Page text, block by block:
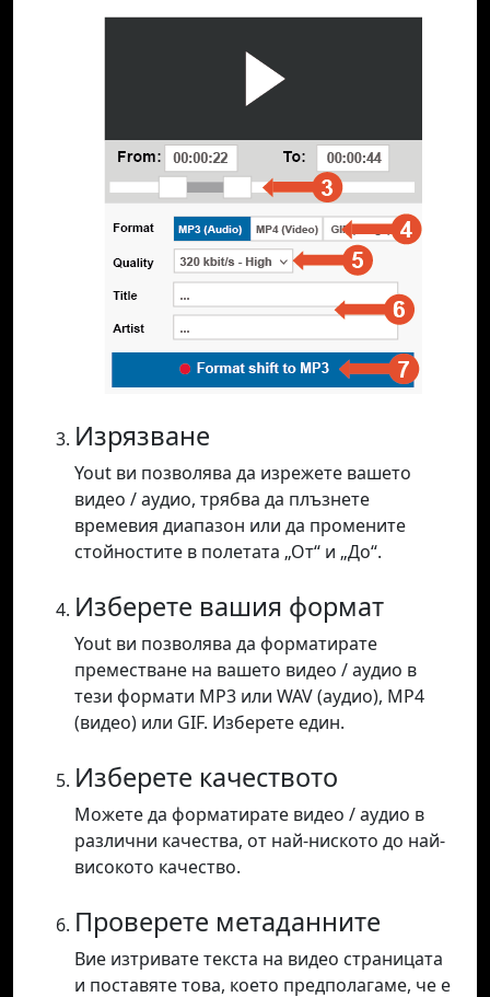
Изрязване
Yout ви позволява да изрежете вашето
видео / аудио, трябва да плъзнете
времевия диапазон или да промените
стойностите в полетата „От“ и „До“.
Изберете вашия формат
Yout ви позволява да форматирате
преместване на вашето видео / аудио в
тези формати MP3 или WAV (аудио), MP4
(видео) или GIF. Изберете един.
Изберете качеството
Можете да форматирате видео / аудио в
различни качества, от най-ниското до най-
високото качество.
Проверете метаданните
Вие изтривате текста на видео страницата
и поставяте това, което предполагаме, че е